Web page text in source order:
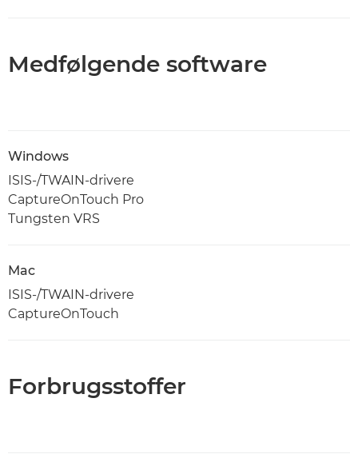
Medfølgende software
Windows
ISIS-/TWAIN-drivere
CaptureOnTouch Pro
Tungsten VRS
Mac
ISIS-/TWAIN-drivere
CaptureOnTouch
Forbrugsstoffer